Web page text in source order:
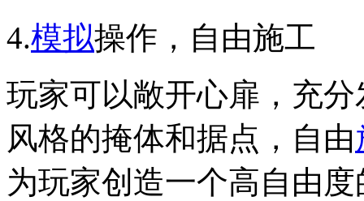
4.模拟操作，自由施工
玩家可以敞开心扉，充
风格的掩体和据点，自由
为玩家创造一个高自由